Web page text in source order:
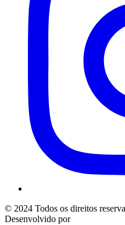
© 2024 Todos os direitos
Desenvolvido por